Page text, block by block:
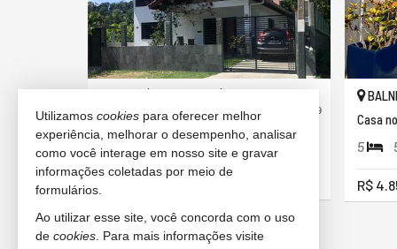
#1.249
Casa
3 170, 00
R$ 3.500.000,
Casa
5
R$
imóveis encontrados
Utilizamos cookies para oferecer melhor
experiência, melhorar o desempenho, analisar
como você interage em nosso site e gravar
informações coletadas por meio de
formulários.
Ao utilizar esse site, você concorda com o uso
de cookies . Para mais informações visite